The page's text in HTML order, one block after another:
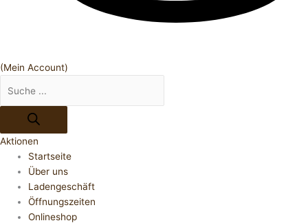
(Mein Account)
Aktionen
Startseite
Über uns
Ladengeschäft
Öffnungszeiten
Onlineshop